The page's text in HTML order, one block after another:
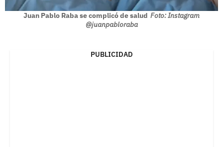
Juan Pablo Raba se complicó de salud Foto: Instagram
@juanpabloraba
PUBLICIDAD